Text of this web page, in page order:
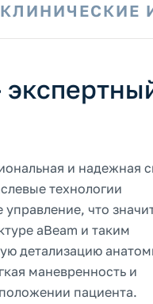
КЛИНИЧЕСКИЕ
и надежная
технологии
что
aBeam и таким
детализацию
маневренность и
пациента.